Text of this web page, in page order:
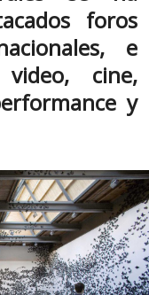
r
s
v
o
l
g
e
r
s
foros
e
video, cine,
y